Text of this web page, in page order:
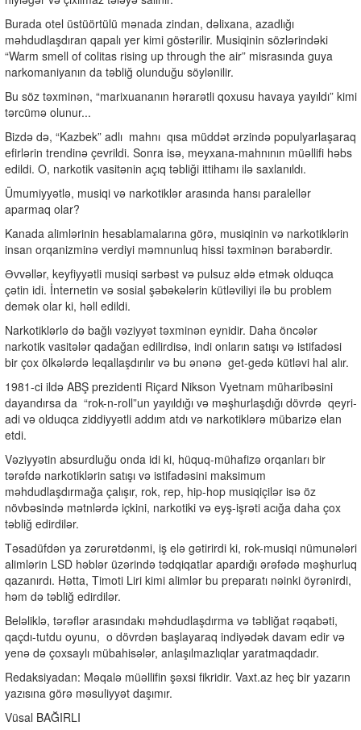
Burada otel üstüörtülü mənada zindan, dəlixana, azadlığı
məhdudlaşdıran qapalı yer kimi göstərilir. Musiqinin sözlərindəki
“Warm smell of colitas rising up through the air” misrasında guya
narkomaniyanın da təbliğ olunduğu söylənilir.
Bu söz təxminən, “marixuananın hərarətli qoxusu havaya yayıldı” kimi
tərcümə olunur...
Bizdə də, “Kazbek” adlı mahnı qısa müddət ərzində populyarlaşaraq
efirlərin trendinə çevrildi. Sonra isə, meyxana-mahnının müəllifi həbs
edildi. O, narkotik vasitənin açıq təbliği ittihamı ilə saxlanıldı.
Ümumiyyətlə, musiqi və narkotiklər arasında hansı paralellər
aparmaq olar?
Kanada alimlərinin hesablamalarına görə, musiqinin və narkotiklərin
insan orqanizminə verdiyi məmnunluq hissi təxminən bərabərdir.
Əvvəllər, keyfiyyətli musiqi sərbəst və pulsuz əldə etmək olduqca
çətin idi. İnternetin və sosial şəbəkələrin kütləviliyi ilə bu problem
demək olar ki, həll edildi.
Narkotiklərlə də bağlı vəziyyət təxminən eynidir. Daha öncələr
narkotik vasitələr qadağan edilirdisə, indi onların satışı və istifadəsi
bir çox ölkələrdə leqallaşdırılır və bu ənənə get-gedə kütləvi hal alır.
1981-ci ildə ABŞ prezidenti Riçard Nikson Vyetnam müharibəsini
dayandırsa da “rok-n-roll”un yayıldığı və məşhurlaşdığı dövrdə qeyri-
adi və olduqca ziddiyyətli addım atdı və narkotiklərə mübarizə elan
etdi.
Vəziyyətin absurdluğu onda idi ki, hüquq-mühafizə orqanları bir
tərəfdə narkotiklərin satışı və istifadəsini maksimum
məhdudlaşdırmağa çalışır, rok, rep, hip-hop musiqiçilər isə öz
növbəsində mətnlərdə içkini, narkotiki və eyş-işrəti acığa daha çox
təbliğ edirdilər.
Təsadüfdən ya zərurətdənmi, iş elə gətirirdi ki, rok-musiqi nümunələri
alimlərin LSD həblər üzərində tədqiqatlar apardığı ərəfədə məşhurluq
qazanırdı. Hətta, Timoti Liri kimi alimlər bu preparatı nəinki öyrənirdi,
həm də təbliğ edirdilər.
Beləliklə, tərəflər arasındakı məhdudlaşdırma və təbliğat rəqabəti,
qaçdı-tutdu oyunu, o dövrdən başlayaraq indiyədək davam edir və
yenə də çoxsaylı mübahisələr, anlaşılmazlıqlar yaratmaqdadır.
Redaksiyadan: Məqalə müəllifin şəxsi fikridir. Vaxt.az heç bir yazarın
yazısına görə məsuliyyət daşımır.
Vüsal BAĞIRLI